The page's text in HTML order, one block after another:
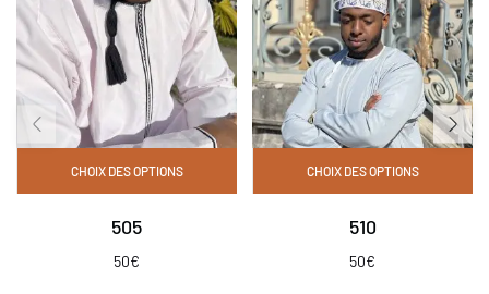
CHOIX DES OPTIONS
505
50€
CHOIX DES OPTIONS
510
50€